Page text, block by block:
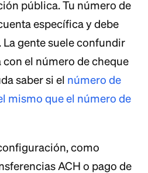
pública. Tu número de
específica y debe
gente suele confundir
el número de cheque
saber si el número de
mismo que el número de
como
ACH o pago de